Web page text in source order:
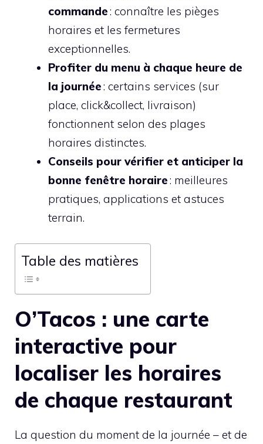
commande: connaître les pièges
horaires et les fermetures
exceptionnelles.
Profiter du menu à chaque heure de
la journée: certains services (sur
place, click&collect, livraison)
fonctionnent selon des plages
horaires distinctes.
Conseils pour vérifier et anticiper la
bonne fenêtre horaire: meilleures
pratiques, applications et astuces
terrain.
Table des matières
O’Tacos : une carte
interactive pour
localiser les horaires
de chaque restaurant
La question du moment de la journée – et de